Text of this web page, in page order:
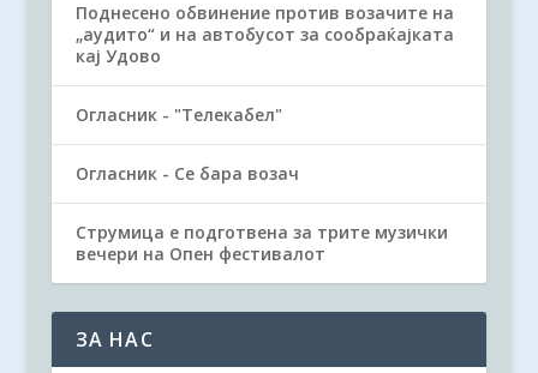
Поднесено обвинение против возачите на
„аудито“ и на автобусот за сообраќајката
кај Удово
Огласник - "Телекабел"
Огласник - Се бара возач
Струмица е подготвена за трите музички
вечери на Опен фестивалот
ЗА НАС